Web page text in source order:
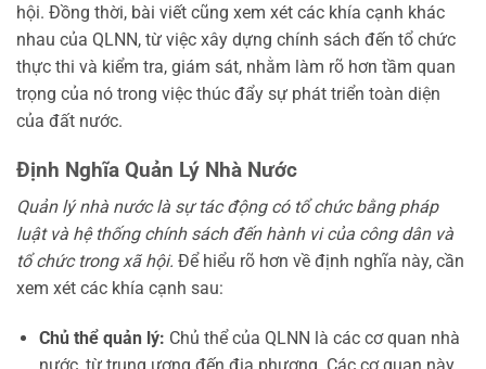
hội. Đồng thời, bài viết cũng xem xét các khía cạnh khác
nhau của QLNN, từ việc xây dựng chính sách đến tổ chức
thực thi và kiểm tra, giám sát, nhằm làm rõ hơn tầm quan
trọng của nó trong việc thúc đẩy sự phát triển toàn diện
của đất nước.
Định Nghĩa Quản Lý Nhà Nước
Quản lý nhà nước là sự tác động có tổ chức bằng pháp
luật và hệ thống chính sách đến hành vi của công dân và
tổ chức trong xã hội. Để hiểu rõ hơn về định nghĩa này, cần
xem xét các khía cạnh sau:
Chủ thể quản lý: Chủ thể của QLNN là các cơ quan nhà